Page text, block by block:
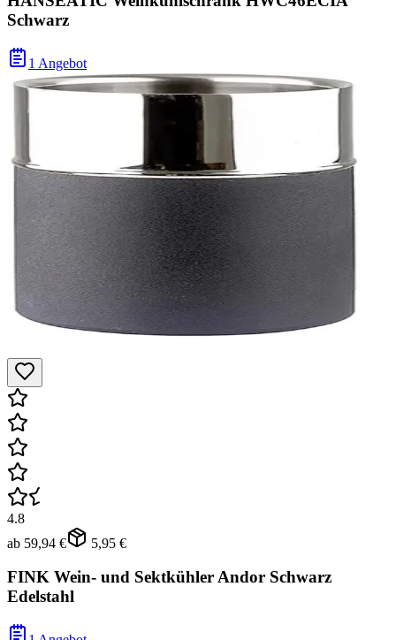
Schwarz
1 Angebot
4.8
ab 59,94 € 5,95 €
FINK Wein- und Sektkühler Andor Schwarz
Edelstahl